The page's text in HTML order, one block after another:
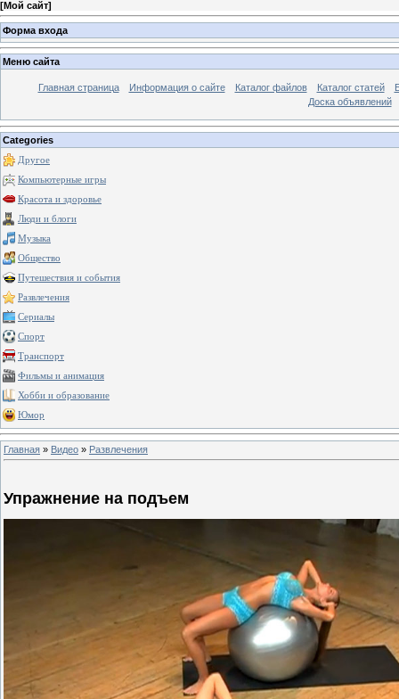
[Мой сайт]
Форма входа
Меню сайта
Главная страница Информация о сайте Каталог файлов Каталог статей
Доска объявлений
Categories
Другое
Компьютерные игры
Красота и здоровье
Люди и блоги
Музыка
Общество
Путешествия и события
Развлечения
Сериалы
Спорт
Транспорт
Фильмы и анимация
Хобби и образование
Юмор
Главная » Видео » Развлечения
Упражнение на подъем